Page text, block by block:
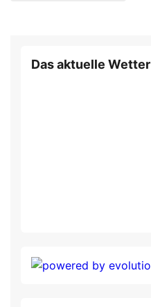
Das aktuelle Wetter